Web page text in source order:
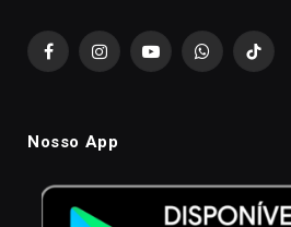
FacebookInstagramYouTubeWhatsAppTikTok
Nosso App